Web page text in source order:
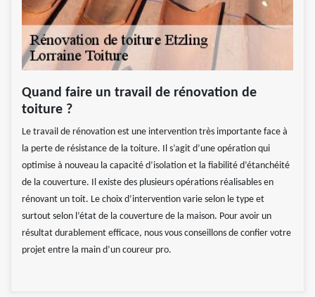
Quand faire un travail de rénovation de
toiture ?
Le travail de rénovation est une intervention très importante face à
la perte de résistance de la toiture. Il s’agit d’une opération qui
optimise à nouveau la capacité d’isolation et la fiabilité d’étanchéité
de la couverture. Il existe des plusieurs opérations réalisables en
rénovant un toit. Le choix d’intervention varie selon le type et
surtout selon l’état de la couverture de la maison. Pour avoir un
résultat durablement efficace, nous vous conseillons de confier votre
projet entre la main d’un coureur pro.